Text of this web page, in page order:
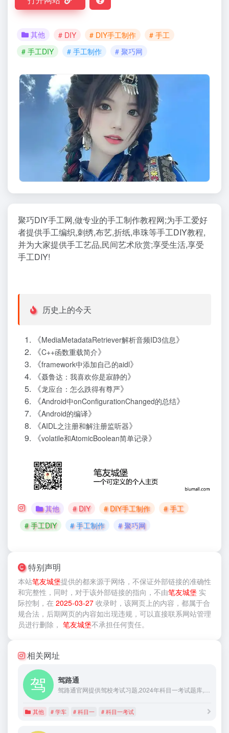
其他 # DIY # DIY手工制作
# 手工
# 手工DIY
# 手工制作 # 聚巧网
聚巧DIY手工网,做专业的手工制作教程网;为手工爱好
者提供手工编织,刺绣,布艺,折纸,串珠等手工DIY教程,
并为大家提供手工艺品,民间艺术欣赏;享受生活,享受
手工DIY!
历史上的今天
《MediaMetadataRetriever解析音频ID3信息》
《C++函数重载简介》
《framework中添加自己的aidl》
《聂鲁达：我喜欢你是寂静的》
《龙应台：怎么跌得有尊严》
《Android中onConfigurationChanged的总结》
《Android的编译》
《AIDL之注册和解注册监听器》
《volatile和AtomicBoolean简单记录》
其他 # DIY # DIY手工制作
# 手工
# 手工DIY
# 手工制作 # 聚巧网
特别声明
本站笔友城堡提供的都来源于网络，不保证外部链接的准确性
和完整性，同时，对于该外部链接的指向，不由笔友城堡 实
际控制，在 2025-03-27 收录时，该网页上的内容，都属于合
规合法，后期网页的内容如出现违规，可以直接联系网站管理
员进行删除， 笔友城堡不承担任何责任。
相关网址
驾路通
驾路通官网提供驾校考试习题,2024年科目一考试题库,科目四模拟考试等服务,考驾照选择驾路通,科目一,科目四模拟考试题库更齐全,更精准,轻松助您掌握科一,科四答题技巧
其他 # 学车 # 科目一 # 科目一考试